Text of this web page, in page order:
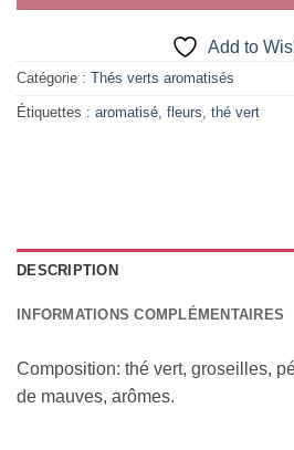
Add to
Catégorie : Thés verts aromatisés
Étiquettes : aromatisé, fleurs, thé vert
DESCRIPTION
INFORMATIONS COMPLÉMENTAIRES
Composition: thé vert, groseilles,
de mauves, arômes.